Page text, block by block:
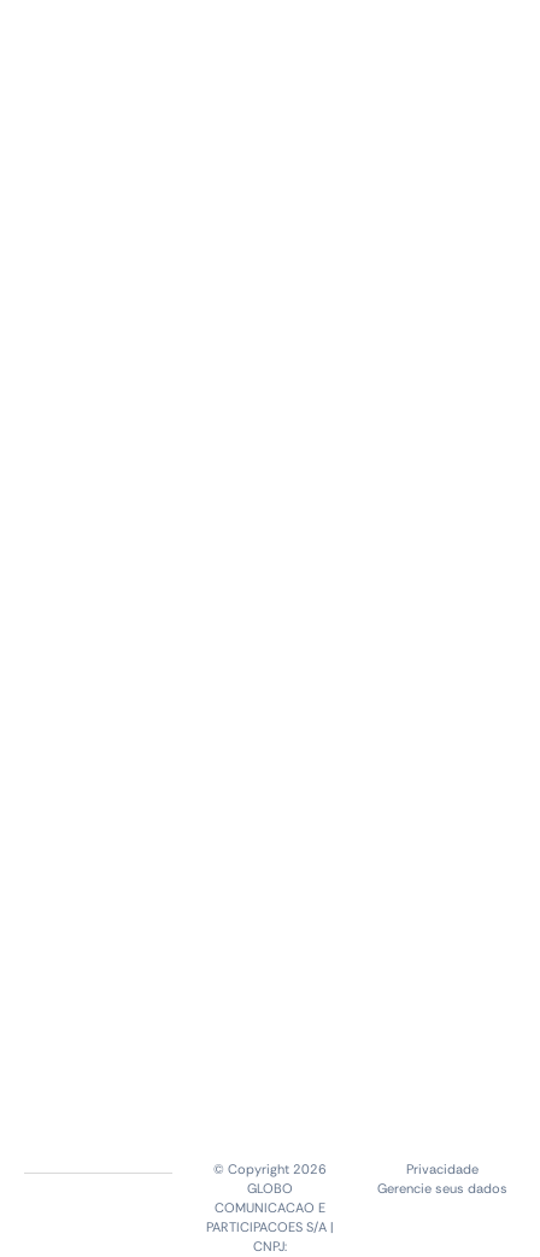
© Copyright 2026
GLOBO
COMUNICACAO E
PARTICIPACOES S/A |
CNPJ:
Privacidade
Gerencie seus dados